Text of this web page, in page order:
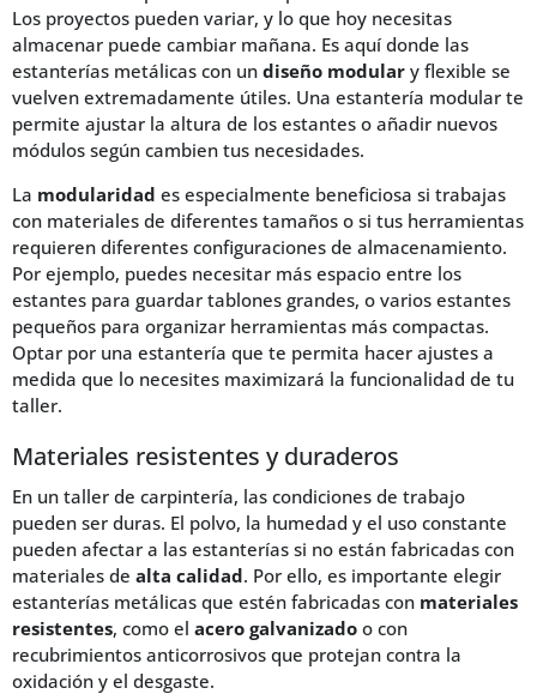
Los proyectos pueden variar, y lo que hoy necesitas
almacenar puede cambiar mañana. Es aquí donde las
estanterías metálicas con un diseño modular y flexible se
vuelven extremadamente útiles. Una estantería modular te
permite ajustar la altura de los estantes o añadir nuevos
módulos según cambien tus necesidades.
La modularidad es especialmente beneficiosa si trabajas
con materiales de diferentes tamaños o si tus herramientas
requieren diferentes configuraciones de almacenamiento.
Por ejemplo, puedes necesitar más espacio entre los
estantes para guardar tablones grandes, o varios estantes
pequeños para organizar herramientas más compactas.
Optar por una estantería que te permita hacer ajustes a
medida que lo necesites maximizará la funcionalidad de tu
taller.
Materiales resistentes y duraderos
En un taller de carpintería, las condiciones de trabajo
pueden ser duras. El polvo, la humedad y el uso constante
pueden afectar a las estanterías si no están fabricadas con
materiales de alta calidad. Por ello, es importante elegir
estanterías metálicas que estén fabricadas con materiales
resistentes, como el acero galvanizado o con
recubrimientos anticorrosivos que protejan contra la
oxidación y el desgaste.